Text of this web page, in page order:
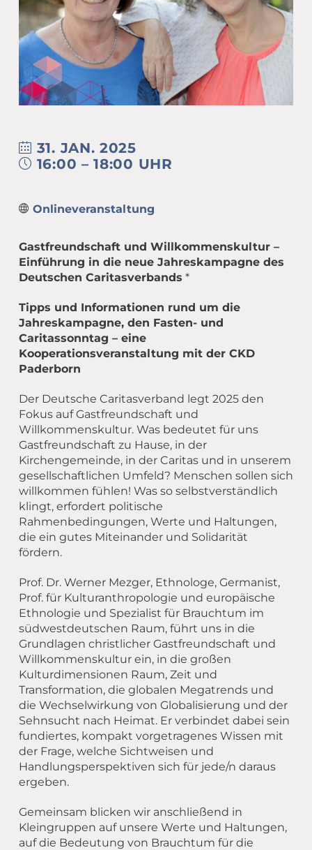
Newsletter Archiv
Leitbild
Spiritualität – eine Definition
Caritas in Kirchengemeinden
MEET CAMPER (mobiler Infostand)
31. JAN. 2025
16:00 – 18:00 UHR
Onlineveranstaltung
Gastfreundschaft und Willkommenskultur –
Einführung in die neue Jahreskampagne des
Deutschen Caritasverbands *
Tipps und Informationen rund um die
Jahreskampagne, den Fasten- und
Caritassonntag – eine
Kooperationsveranstaltung mit der CKD
Paderborn
Der Deutsche Caritasverband legt 2025 den
Fokus auf Gastfreundschaft und
Willkommenskultur. Was bedeutet für uns
Gastfreundschaft zu Hause, in der
Kirchengemeinde, in der Caritas und in unserem
gesellschaftlichen Umfeld? Menschen sollen sich
willkommen fühlen! Was so selbstverständlich
klingt, erfordert politische
Rahmenbedingungen, Werte und Haltungen,
die ein gutes Miteinander und Solidarität
fördern.
Prof. Dr. Werner Mezger, Ethnologe, Germanist,
Prof. für Kulturanthropologie und europäische
Ethnologie und Spezialist für Brauchtum im
südwestdeutschen Raum, führt uns in die
Grundlagen christlicher Gastfreundschaft und
Willkommenskultur ein, in die großen
Kulturdimensionen Raum, Zeit und
Transformation, die globalen Megatrends und
die Wechselwirkung von Globalisierung und der
Sehnsucht nach Heimat. Er verbindet dabei sein
fundiertes, kompakt vorgetragenes Wissen mit
der Frage, welche Sichtweisen und
Handlungsperspektiven sich für jede/n daraus
ergeben.
Gemeinsam blicken wir anschließend in
Kleingruppen auf unsere Werte und Haltungen,
auf die Bedeutung von Brauchtum für die